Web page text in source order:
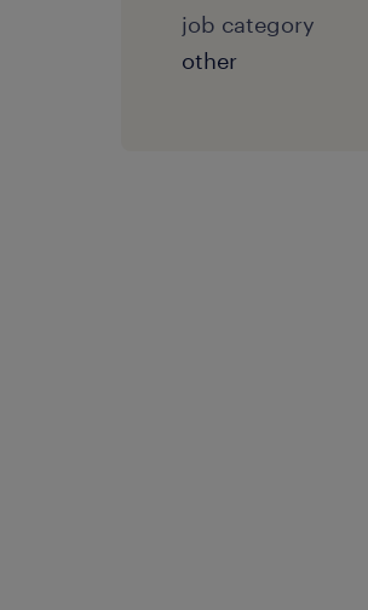
job category
other